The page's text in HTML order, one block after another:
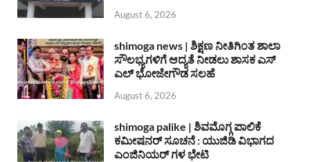
August 6, 2026
shimoga news | ಶಿಕ್ಷಣ ನೀತಿಗಿಂತ ಶಾಲಾ
ಸೌಲಭ್ಯಗಳಿಗೆ ಆದ್ಯತೆ ನೀಡಲು ಶಾಸಕ ಎಸ್
ಎಲ್ ಭೋಜೇಗೌಡ ಸಲಹೆ
August 6, 2026
shimoga palike | ಶಿವಮೊಗ್ಗ ಪಾಲಿಕೆ
ಕಮೀಷನರ್ ಸೂಚನೆ : ಯುಜಿಡಿ ವಿಭಾಗದ
ಎಂಜಿನಿಯರ್ ಗಳ ಭೇಟಿ